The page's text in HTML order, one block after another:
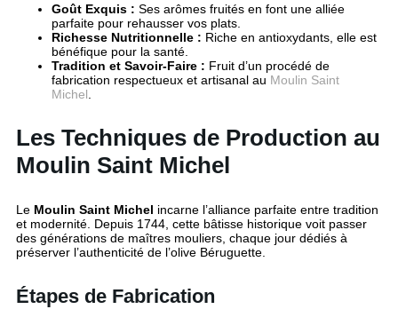
Goût Exquis : Ses arômes fruités en font une alliée
parfaite pour rehausser vos plats.
Richesse Nutritionnelle : Riche en antioxydants, elle est
bénéfique pour la santé.
Tradition et Savoir-Faire : Fruit d’un procédé de
fabrication respectueux et artisanal au Moulin Saint
Michel
Les Techniques de Production au
Moulin Saint Michel
Le Moulin Saint Michel incarne l’alliance parfaite entre tradition
et modernité. Depuis 1744, cette bâtisse historique voit passer
des générations de maîtres mouliers, chaque jour dédiés à
préserver l’authenticité de l’olive Béruguette.
Étapes de Fabrication